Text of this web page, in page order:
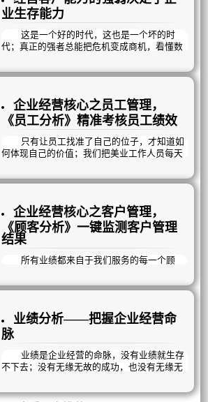
为什么？为什么？为什么？
业生存能力
这是一个好的时代，这也是一个坏的时
代；真正的强者总能把危机变成商机，看懂数
绸缪，做出正确的发展规划，科学经营！
力；客户管理得好不好，曦玥“顾客情况”一目
了然！跟顾客相关的多维数据分析报表，均可
在“顾客情况”一键管理！
企业经营核心之员工管理，
《员工分析》精准考核员工绩效
只有让员工找准了自己的位子，才知道如
何体现自己的价值；我们把美业工作人员每天
程》挂钩，让每一个员工都清楚的知道每天应
工都能高效完成自己的工作任务，团队效率大
幅度提升，才能在最短的时间内，最大化的留
住新员工。
大数据分析员工达成绩效，实时考核员工
工作能力，帮助企业建立高效的薪酬管理体
利模式→员工分析；一键考核员工绩效！
企业经营核心之客户管理，
《顾客分析》一键监测客户管理
结果
所有业绩都来自于我们服务的每一个顾
那么接下来我们就要来看看顾客的管理是否得
据；方便管理层未雨绸缪，做出正确的发展规
划。
业绩分析——把握企业经营命
脉
业绩是企业经营的命脉，没有业绩就生存
不下去；没有无缘无故的成功，也没有无缘无
科学规划和努力经营的；所以每个人都应该时